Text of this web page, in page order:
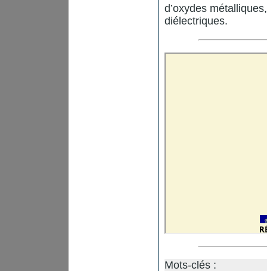
d’oxydes
diélectriques.
Mots-clés :